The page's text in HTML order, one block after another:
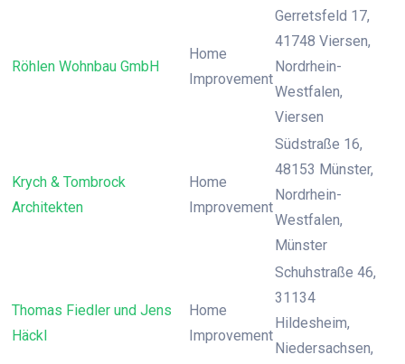
Röhlen Wohnbau GmbH
Home
Improvement
Gerretsfeld 17,
41748 Viersen,
Nordrhein-
Westfalen,
Viersen
Krych & Tombrock
Architekten
Home
Improvement
Südstraße 16,
48153 Münster,
Nordrhein-
Westfalen,
Münster
Thomas Fiedler und Jens
Häckl
Home
Improvement
Schuhstraße 46,
31134
Hildesheim,
Niedersachsen,